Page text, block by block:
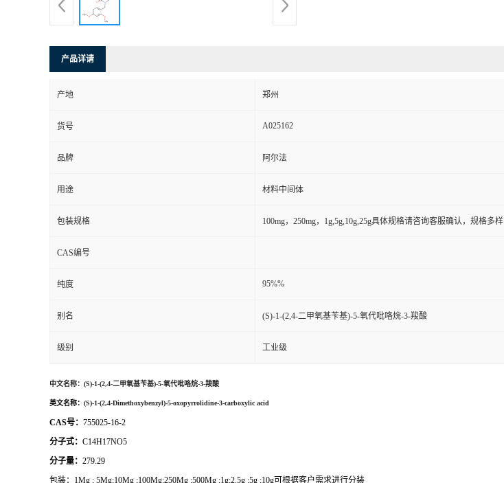
产品详请
产地 郑州
货号 A025162
品牌 阿尔法
用途 材料中间体
包装规格 100mg，250mg，1g,5g,10g,25g具体规格请咨询客服确认，规格多样
CAS编号
纯度 95%%
别名 (S)-1-(2,4-二甲氧基苄基)-5-氧代吡咯烷-3-羧酸
级别 工业级
中文名称： (S)-1-(2,4-二甲氧基苄基)-5-氧代吡咯烷-3-羧酸
英文名称： (S)-1-(2,4-Dimethoxybenzyl)-5-oxopyrrolidine-3-carboxylic acid
CAS号： 755025-16-2
分子式： C14H17NO5
分子量： 279.29
包装： 1Mg ; 5Mg;10Mg ;100Mg;250Mg ;500Mg ;1g;2.5g ;5g ;10g可根据客户需求进行分装